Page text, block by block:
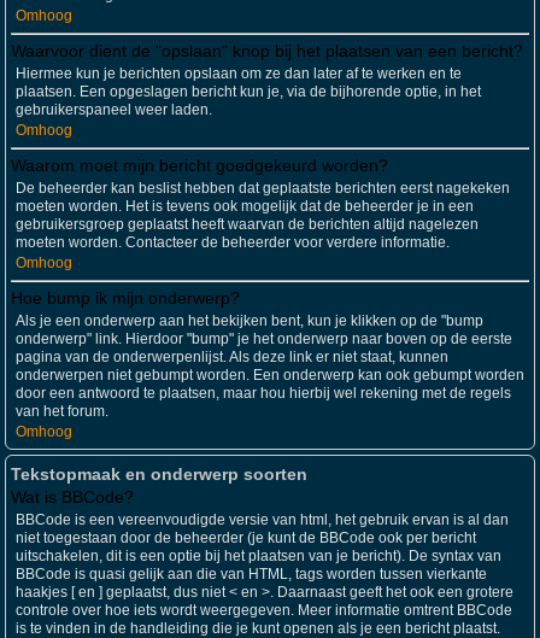
Omhoog
Waarvoor dient de "opslaan" knop bij het plaatsen van een bericht?
Hiermee kun je berichten opslaan om ze dan later af te werken en te
plaatsen. Een opgeslagen bericht kun je, via de bijhorende optie, in het
gebruikerspaneel weer laden.
Omhoog
Waarom moet mijn bericht goedgekeurd worden?
De beheerder kan beslist hebben dat geplaatste berichten eerst nagekeken
moeten worden. Het is tevens ook mogelijk dat de beheerder je in een
gebruikersgroep geplaatst heeft waarvan de berichten altijd nagelezen
moeten worden. Contacteer de beheerder voor verdere informatie.
Omhoog
Hoe bump ik mijn onderwerp?
Als je een onderwerp aan het bekijken bent, kun je klikken op de "bump
onderwerp" link. Hierdoor "bump" je het onderwerp naar boven op de eerste
pagina van de onderwerpenlijst. Als deze link er niet staat, kunnen
onderwerpen niet gebumpt worden. Een onderwerp kan ook gebumpt worden
door een antwoord te plaatsen, maar hou hierbij wel rekening met de regels
van het forum.
Omhoog
Tekstopmaak en onderwerp soorten
Wat is BBCode?
BBCode is een vereenvoudigde versie van html, het gebruik ervan is al dan
niet toegestaan door de beheerder (je kunt de BBCode ook per bericht
uitschakelen, dit is een optie bij het plaatsen van je bericht). De syntax van
BBCode is quasi gelijk aan die van HTML, tags worden tussen vierkante
haakjes [ en ] geplaatst, dus niet < en >. Daarnaast geeft het ook een grotere
controle over hoe iets wordt weergegeven. Meer informatie omtrent BBCode
is te vinden in de handleiding die je kunt openen als je een bericht plaatst.